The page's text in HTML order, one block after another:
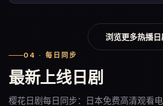
浏览更多热播日
04 · 每日同步
最新上线日剧
樱花日剧每日同步：日本免费高清观看电